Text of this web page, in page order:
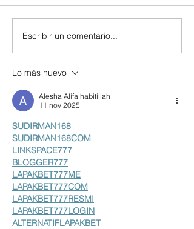
Escribir un comentario...
Lo más nuevo
Alesha Alifa habitillah
11 nov 2025
SUDIRMAN168
SUDIRMAN168COM
LINKSPACE777
BLOGGER777
LAPAKBET777ME
LAPAKBET777COM
LAPAKBET777RESMI
LAPAKBET777LOGIN
ALTERNATIFLAPAKBET